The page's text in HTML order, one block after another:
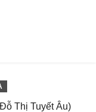
Thị Tuyết Âu)